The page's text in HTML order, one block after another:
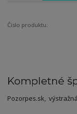
Číslo produktu:
Kompletné
Pozorpes.sk,